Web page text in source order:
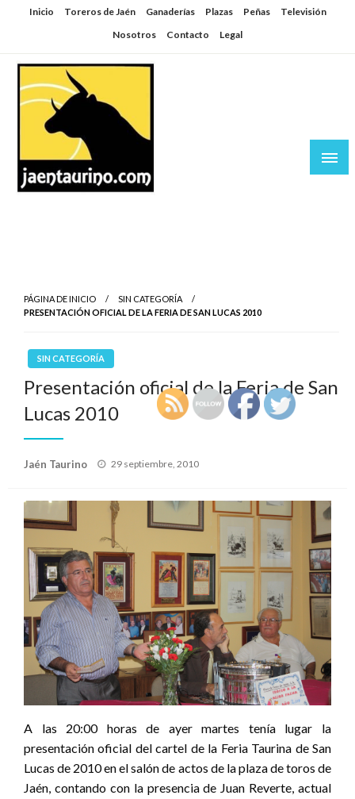
SaltarInicio Toreros de Jaén Ganaderías Plazas Peñas
Televisión
Nosotros
Contacto Legal
PÁGINA DE INICIO
SIN CATEGORÍA
PRESENTACIÓN OFICIAL DE LA FERIA DE SAN LUCAS 2010
SIN CATEGORÍA
Presentación oficial de la Feria de San
Lucas 2010
Jaén Taurino
Publicado
29 septiembre, 2010
A las 20:00 horas de ayer martes tenía lugar la
presentación oficial del cartel de la Feria Taurina de San
Lucas de 2010 en el salón de actos de la plaza de toros de
Jaén, contando con la presencia de Juan Reverte, actual